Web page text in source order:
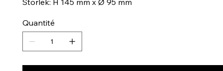
Storlek: H 145 mm x Ø 95 mm
Quantité